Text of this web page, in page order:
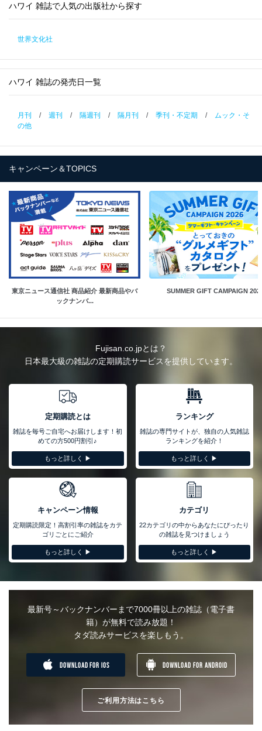
ハワイ 雑誌で人気の出版社から探す
世界文化社
ハワイ 雑誌の発売日一覧
月刊 / 週刊 / 隔週刊 / 隔月刊 / 季刊・不定期 /
ムック・そ
の他
キャンペーン＆TOPICS
東京ニュース通信社 商品紹介 最新商品やバ
ックナンバ...
SUMMER GIFT CAMPAIGN
Fujisan.co.jpとは？
日本最大級の雑誌の定期購読サービスを提供しています。
定期購読とは
雑誌を毎号ご自宅へお届けします！初
めての方500円割引♪
もっと詳しく ▶︎
ランキング
雑誌の専門サイトが、独自の人気雑誌
ランキングを紹介！
もっと詳しく ▶︎
キャンペーン情報
定期購読限定！高割引率の雑誌をカテ
ゴリごとにご紹介
もっと詳しく ▶︎
カテゴリ
22カテゴリの中からあなたにぴったり
の雑誌を見つけましょう
もっと詳しく ▶︎
最新号～バックナンバーまで7000冊以上の雑誌（電子書
籍）が無料で読み放題！
タダ読みサービスを楽しもう。
DOWNLOAD FOR IOS DOWNLOAD FOR ANDROID
ご利用方法はこちら